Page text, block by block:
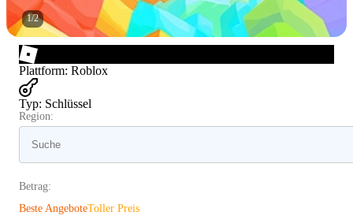
1/2
Plattform: Roblox
Typ: Schlüssel
Region:
Betrag:
Beste AngeboteToller Preis